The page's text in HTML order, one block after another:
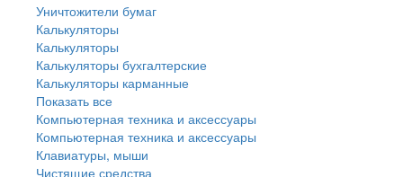
Уничтожители бумаг
Калькуляторы
Калькуляторы
Калькуляторы бухгалтерские
Калькуляторы карманные
Показать все
Компьютерная техника и аксессуары
Компьютерная техника и аксессуары
Клавиатуры, мыши
Чистящие средства